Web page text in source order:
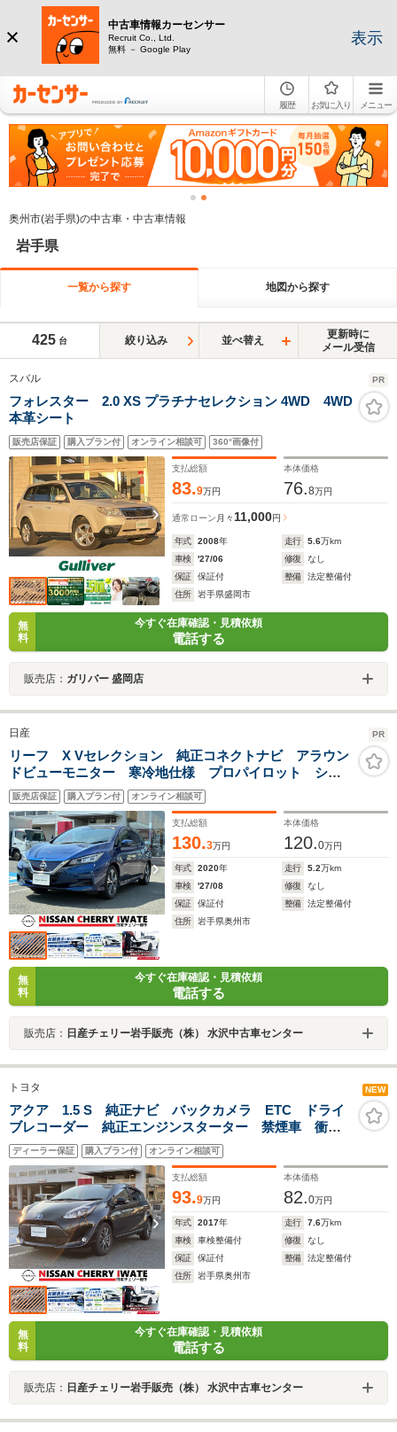
中古車情報カーセンサー
Recruit Co., Ltd.
無料 － Google Play
表示
履歴 お気に入り メニュー
奥州市(岩手県)の中古車・中古車情報
岩手県
一覧から探す 地図から探す
425 台 絞り込み 並べ替え
更新時に
メール受信
スバル PR
フォレスター 2.0 XS プラチナセレクション 4WD 4WD
本革シート
販売店保証 購入プラン付 オンライン相談可 360°画像付
支払総額
83.9万円
本体価格
76.8万円
通常ローン 月々11,000円
年式 2008年 走行 5.6万km
車検
'27/06 修復
なし
保証
保証付 整備
法定整備付
住所
岩手県盛岡市
無
料
今すぐ在庫確認・見積依頼
電話する
販売店： ガリバー 盛岡店
日産 PR
リーフ X Vセレクション 純正コネクトナビ アラウン
ドビューモニター 寒冷地仕様 プロパイロット シー
トヒーター ワンオーナー車 禁煙車 Bluetooth接続
1年間走行距離無制限保証
販売店保証 購入プラン付 オンライン相談可
支払総額
130.3万円
本体価格
120.0万円
年式 2020年 走行 5.2万km
車検
'27/08 修復
なし
保証
保証付 整備
法定整備付
住所
岩手県奥州市
無
料
今すぐ在庫確認・見積依頼
電話する
販売店： 日産チェリー岩手販売（株） 水沢中古車センター
トヨタ NEW
アクア 1.5 S 純正ナビ バックカメラ ETC ドライ
ブレコーダー 純正エンジンスターター 禁煙車 衝突
軽減ブレーキ 横滑り防止 スマートキー 1年間走行距
離無制限保証
ディーラー保証 購入プラン付 オンライン相談可
支払総額
93.9万円
本体価格
82.0万円
年式 2017年 走行 7.6万km
車検
車検整備付 修復
なし
保証
保証付 整備
法定整備付
住所
岩手県奥州市
無
料
今すぐ在庫確認・見積依頼
電話する
販売店： 日産チェリー岩手販売（株） 水沢中古車センター